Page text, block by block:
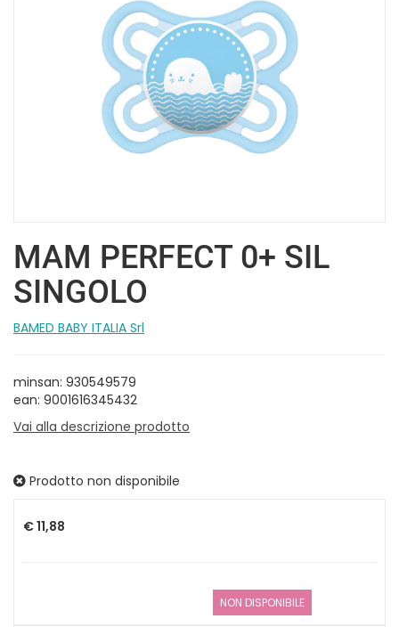
MAM PERFECT 0+ SIL
SINGOLO
BAMED BABY ITALIA Srl
minsan: 930549579
ean: 9001616345432
Vai alla descrizione prodotto
Prodotto non disponibile
€ 11,88
NON DISPONIBILE